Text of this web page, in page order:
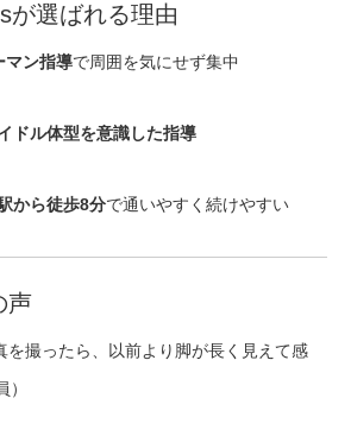
が選ばれる理由
マン指導で周囲を気にせず集中
ドル体型を意識した指導
から徒歩8分で通いやすく続けやすい
声
を撮ったら、以前より脚が長く見えて感